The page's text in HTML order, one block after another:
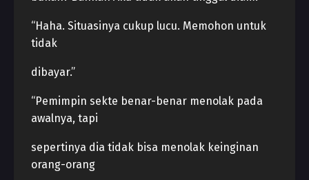
“Haha. Situasinya cukup lucu. Memohon untuk
tidak
dibayar.”
“Pemimpin sekte benar-benar menolak pada
awalnya, tapi
sepertinya dia tidak bisa menolak keinginan
orang-orang